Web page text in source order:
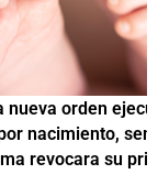
la
de que la